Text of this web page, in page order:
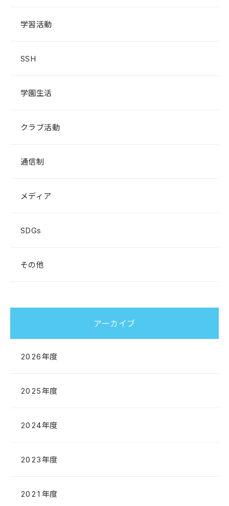
学習活動
SSH
学園生活
クラブ活動
通信制
メディア
SDGs
その他
アーカイブ
2026年度
2025年度
2024年度
2023年度
2021年度